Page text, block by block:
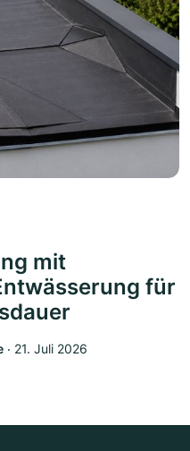
mit
für
‧ 21. Juli 2026